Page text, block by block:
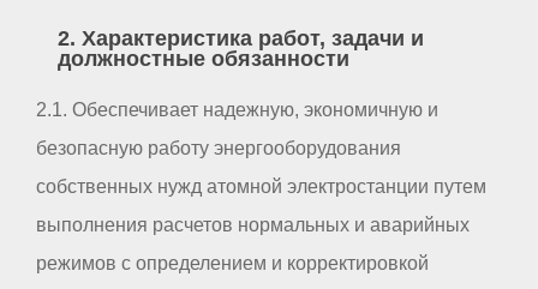
2. Характеристика работ, задачи и
должностные обязанности
2.1. Обеспечивает надежную, экономичную и
безопасную работу энергооборудования
собственных нужд атомной электростанции путем
выполнения расчетов нормальных и аварийных
режимов с определением и корректировкой